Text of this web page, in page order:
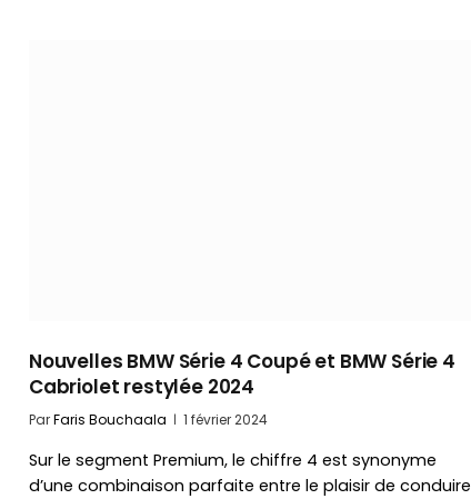
Nouvelles BMW Série 4 Coupé et BMW Série 4
Cabriolet restylée 2024
ParFaris Bouchaala 1 février 2024
Sur le segment Premium, le chiffre 4 est synonyme
d’une combinaison parfaite entre le plaisir de conduire